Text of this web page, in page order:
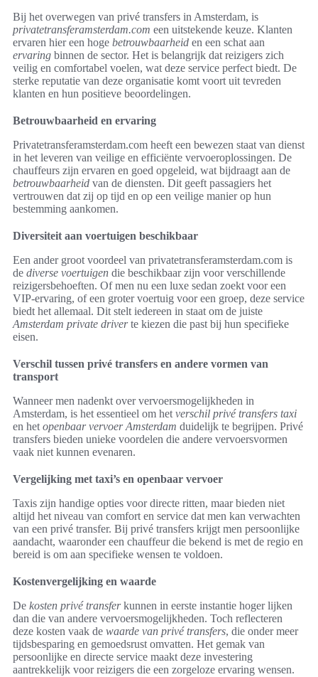
Bij het overwegen van privé transfers in Amsterdam, is
privatetransferamsterdam.com een uitstekende keuze. Klanten
ervaren hier een hoge betrouwbaarheid en een schat aan
ervaring binnen de sector. Het is belangrijk dat reizigers zich
veilig en comfortabel voelen, wat deze service perfect biedt. De
sterke reputatie van deze organisatie komt voort uit tevreden
klanten en hun positieve beoordelingen.
Betrouwbaarheid en ervaring
Privatetransferamsterdam.com heeft een bewezen staat van dienst
in het leveren van veilige en efficiënte vervoeroplossingen. De
chauffeurs zijn ervaren en goed opgeleid, wat bijdraagt aan de
betrouwbaarheid van de diensten. Dit geeft passagiers het
vertrouwen dat zij op tijd en op een veilige manier op hun
bestemming aankomen.
Diversiteit aan voertuigen beschikbaar
Een ander groot voordeel van privatetransferamsterdam.com is
de diverse voertuigen die beschikbaar zijn voor verschillende
reizigersbehoeften. Of men nu een luxe sedan zoekt voor een
VIP-ervaring, of een groter voertuig voor een groep, deze service
biedt het allemaal. Dit stelt iedereen in staat om de juiste
Amsterdam private driverte kiezen die past bij hun specifieke
eisen.
Verschil tussen privé transfers en andere vormen van
transport
Wanneer men nadenkt over vervoersmogelijkheden in
Amsterdam, is het essentieel om het verschil privé transfers taxi
en het openbaar vervoer Amsterdam duidelijk te begrijpen. Privé
transfers bieden unieke voordelen die andere vervoersvormen
vaak niet kunnen evenaren.
Vergelijking met taxi’s en openbaar vervoer
Taxis zijn handige opties voor directe ritten, maar bieden niet
altijd het niveau van comfort en service dat men kan verwachten
van een privé transfer. Bij privé transfers krijgt men persoonlijke
aandacht, waaronder een chauffeur die bekend is met de regio en
bereid is om aan specifieke wensen te voldoen.
Kostenvergelijking en waarde
De kosten privé transferkunnen in eerste instantie hoger lijken
dan die van andere vervoersmogelijkheden. Toch reflecteren
deze kosten vaak de waarde van privé transfers, die onder meer
tijdsbesparing en gemoedsrust omvatten. Het gemak van
persoonlijke en directe service maakt deze investering
aantrekkelijk voor reizigers die een zorgeloze ervaring wensen.